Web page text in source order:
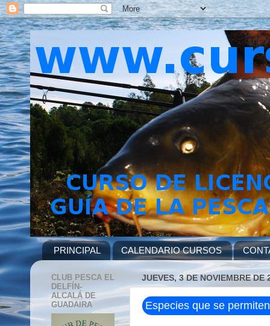
PRINCIPAL CALENDARIO CURSOS
JUEVES, 3 DE NOVIEMBRE DE
Especies que se
CLUB PESCA EL
DELFÍN-
ALCALÁ DE
GUADAIRA